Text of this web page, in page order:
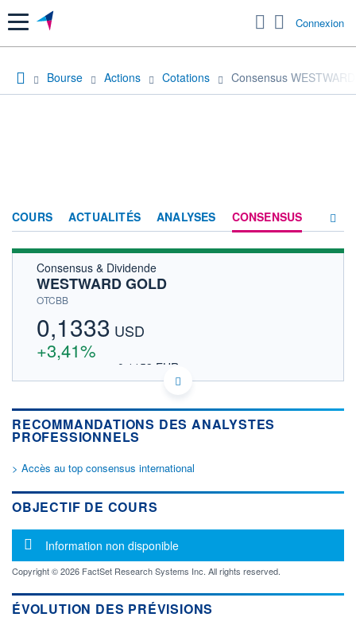
Menu Connexion
Bourse Actions Cotations Consensus
COURS ACTUALITÉS ANALYSES CONSENSUS
Consensus & Dividende
WESTWARD GOLD
OTCBB
0,1333 USD
+3,41%
0,1153 EUR
DONNÉES TEMPS DIFFÉRÉ
Politique d'exécution
Cotation sur les autres places
16h44 17h56
0,1303 0,1289
RECOMMANDATIONS DES ANALYSTES
PROFESSIONNELS
> Accès au top consensus international
OBJECTIF DE COURS
Message d'information
Information non disponible
Copyright © 2026 FactSet Research Systems Inc. All rights reserved.
ÉVOLUTION DES PRÉVISIONS